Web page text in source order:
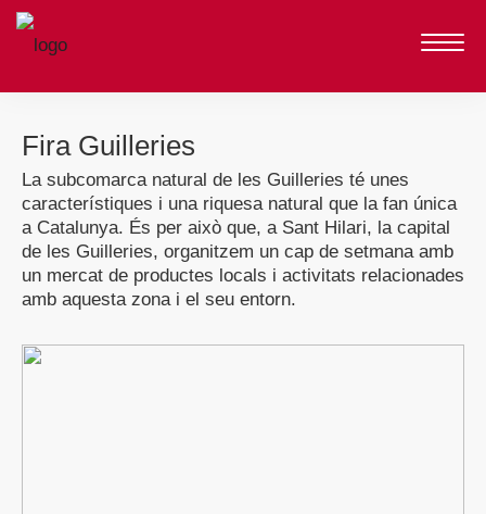
Fira Guilleries
La subcomarca natural de les Guilleries té unes
característiques i una riquesa natural que la fan única
a Catalunya. És per això que, a Sant Hilari, la capital
de les Guilleries, organitzem un cap de setmana amb
un mercat de productes locals i activitats relacionades
amb aquesta zona i el seu entorn.